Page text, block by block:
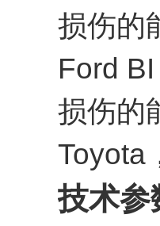
损伤的
Ford
损伤的
Toyota
技术参